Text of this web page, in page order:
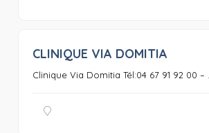
CLINIQUE VIA DOMITIA
Clinique Via Domitia Tél:04 67 91 92 00 – ...